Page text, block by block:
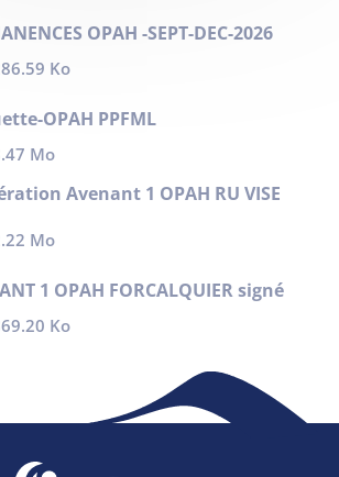
OPAH -SEPT-DEC-2026
Ko
OPAH PPFML
Mo
Avenant 1 OPAH RU VISE
Mo
1 OPAH FORCALQUIER signé
Ko